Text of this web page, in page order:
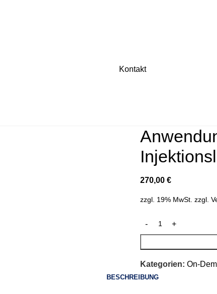
Kontakt
270,00 €
zzgl. 19% MwSt. zzgl.
Kategorien: On-
BESCHREIBUNG